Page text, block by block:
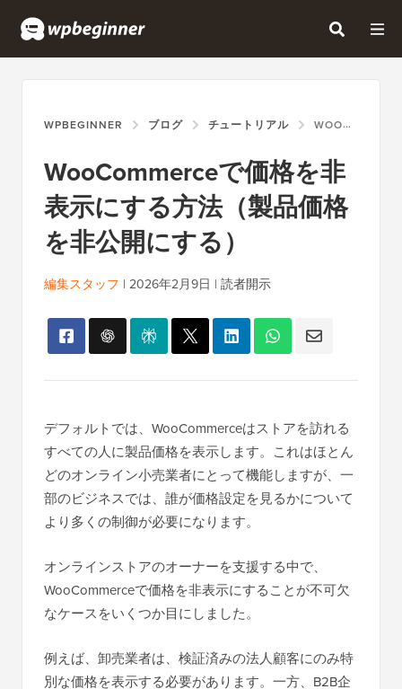
WPBEGINNER ブログ チュートリアル WOOCOMMERCEで価格を非表示にする方法（製品価格を非公開にする）
WooCommerceで価格を非
表示にする方法（製品価格
を非公開にする）
編集スタッフ | 2026年2月9日 | 読者開示
デフォルトでは、WooCommerceはストアを訪れる
すべての人に製品価格を表示します。これはほとん
どのオンライン小売業者にとって機能しますが、一
部のビジネスでは、誰が価格設定を見るかについて
より多くの制御が必要になります。
オンラインストアのオーナーを支援する中で、
WooCommerceで価格を非表示にすることが不可欠
なケースをいくつか目にしました。
例えば、卸売業者は、検証済みの法人顧客にのみ特
別な価格を表示する必要があります。一方、B2B企